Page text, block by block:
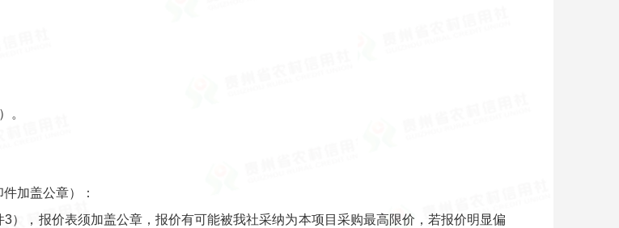
。
加盖公章）：
3），报价表须加盖公章，报价有可能被我社采纳为本项目采购最高限价，若报价明显偏